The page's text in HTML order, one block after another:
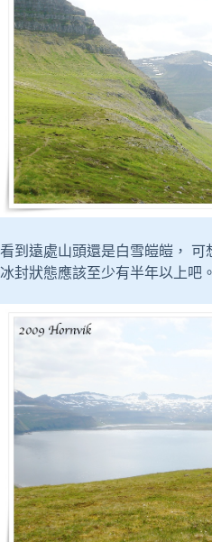
看到遠處山頭還是白雪皚皚， 可
冰封狀態應該至少有半年以上吧。